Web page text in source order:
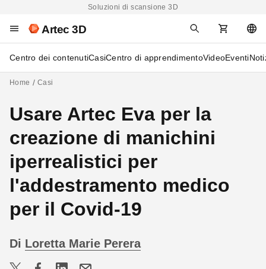
Soluzioni di scansione 3D
Artec 3D
Centro dei contenutiCasiCentro di apprendimentoVideoEventi
Home Casi
Usare Artec Eva per la
creazione di manichini
iperrealistici per
l'addestramento medico
per il Covid-19
Di Loretta Marie Perera